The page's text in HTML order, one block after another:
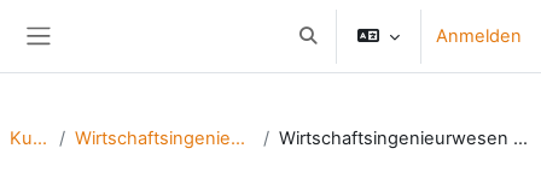
Sucheingabe umschalten
Anmelden
Kurse Wirtschaftsingenieurwesen Wirtschaftsingenieurwesen (Bachelor)